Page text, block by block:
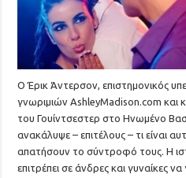
Ο Έρικ Άντερσον, επιστημονικός
γνωριμιών AshleyMadison.com και
του Γουίντσεστερ στο Ηνωμένο
ανακάλυψε – επιτέλους – τι είναι
απατήσουν το σύντροφό τους. Η
επιτρέπει σε άνδρες και γυναίκες